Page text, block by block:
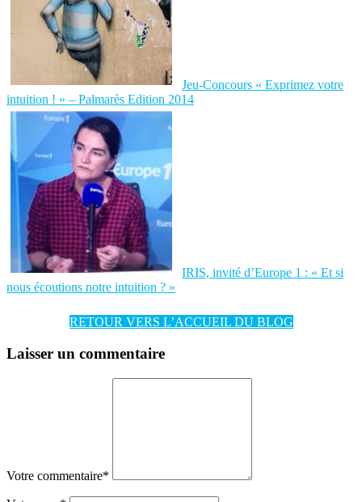
Jeu-Concours « Exprimez votre
intuition ! » – Palmarès Edition 2014
IRIS, invité d’Europe 1 : « Et si
nous écoutions notre intuition ? »
RETOUR VERS L’ACCUEIL DU BLOG
Laisser un commentaire
Votre commentaire*